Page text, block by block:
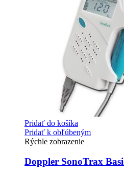
Pridať do košíka
Pridať k obľúbeným
Rýchle zobrazenie
Doppler SonoTrax